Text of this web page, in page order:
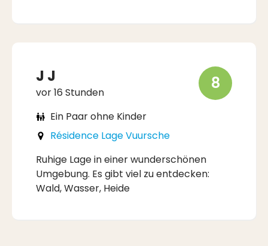
J J
vor 16 Stunden 8
Ein Paar ohne Kinder
Résidence Lage Vuursche
Ruhige Lage in einer wunderschönen
Umgebung. Es gibt viel zu entdecken:
Wald, Wasser, Heide